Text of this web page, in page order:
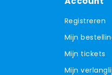
Registreren
Mijn
Mijn tickets
Mijn